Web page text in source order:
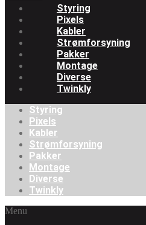
Styring
Pixels
Kabler
Strømforsyning
Pakker
Montage
Diverse
Twinkly
Styring
Pixels
Kabler
Strømforsyning
Pakker
Montage
Diverse
Twinkly
Menu